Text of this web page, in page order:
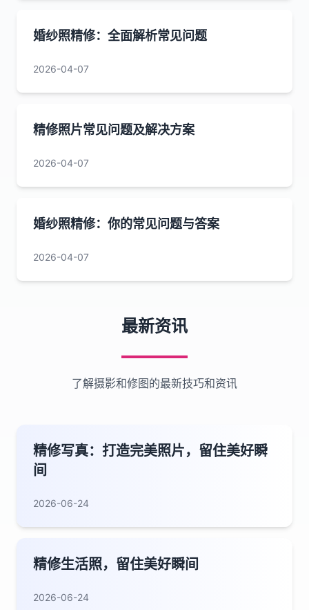
婚纱照精修：全面解析常见问题
2026-04-07
精修照片常见问题及解决方案
2026-04-07
婚纱照精修：你的常见问题与答案
2026-04-07
最新资讯
了解摄影和修图的最新技巧和资讯
精修写真：打造完美照片，留住美好瞬
间
2026-06-24
精修生活照，留住美好瞬间
2026-06-24